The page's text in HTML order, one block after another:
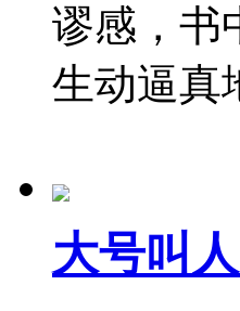
谬感，书
生动逼真
大号叫